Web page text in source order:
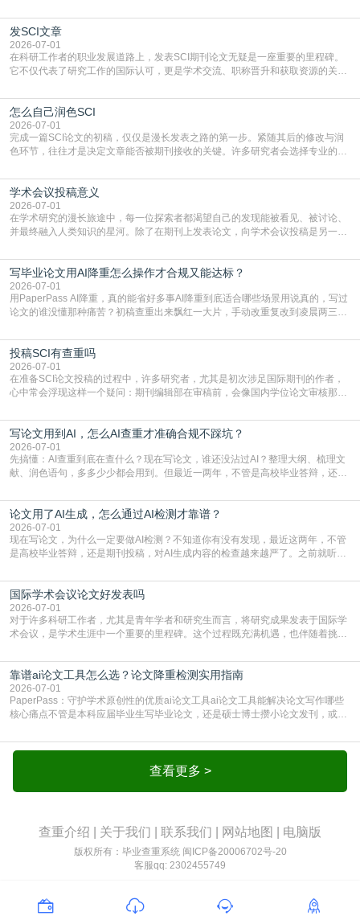
能领到补贴首选‌京东APP‌搜索专属口令(如【家电补贴1637】、【国补立省
4949】等，口令会随活动更新，以页面显示为准)进入补贴专场。淘宝/天猫也可
复制粘贴【8$FKFGgJq
发SCI文章
2026-07-01
在科研工作者的职业发展道路上，发表SCI期刊论文无疑是一座重要的里程碑。
它不仅代表了研究工作的国际认可，更是学术交流、职称晋升和获取资源的关键
战与困惑。从选题立意到投稿回应，每一步都需要精心的策略与扎实的工作。本
篇AEIC学术交流中心小编就为大家介绍“发SCI文章”。一、精准定位是成功的第
一步发表SCI文章，首要解决的问题是“投
怎么自己润色SCI
2026-07-01
完成一篇SCI论文的初稿，仅仅是漫长发表之路的第一步。紧随其后的修改与润
色环节，往往才是决定文章能否被期刊接收的关键。许多研究者会选择专业的语
质量，更能在此过程中深化对学术写作的理解。如何系统、高效地打磨自己的论
文，使其在语言和学术表达上更符合国际期刊的要求，是每位研究者值得投入学
习的技能。本篇AEIC学术交流中心小编就为大家介
学术会议投稿意义
2026-07-01
在学术研究的漫长旅途中，每一位探索者都渴望自己的发现能被看见、被讨论、
并最终融入人类知识的星河。除了在期刊上发表论文，向学术会议投稿是另一个
广阔学术天地的大门，连接着个体研究与社会网络。本篇AEIC学术交流中心小编
就为大家介绍“学术会议投稿意义”。一、加速研究成果的传播与反馈学术会议通
常具有周期短、时效性强的特点。相比期刊漫长的
写毕业论文用AI降重怎么操作才合规又能达标？
2026-07-01
用PaperPass AI降重，真的能省好多事AI降重到底适合哪些场景用说真的，写过
论文的谁没懂那种痛苦？初稿查重出来飘红一大片，手动改重复改到凌晨两三
到秃头。这时候靠谱的AI降重真的就是救命稻草，选对工具，半天就能搞定你两
三天都做不完的事。不是所有人都需要用AI降重，但如果你符合下面这些场景，
真的可以试试：初稿写完重复率远超要
投稿SCI有查重吗
2026-07-01
在准备SCI论文投稿的过程中，许多研究者，尤其是初次涉足国际期刊的作者，
心中常会浮现这样一个疑问：期刊编辑部在审稿前，会像国内学位论文审核那
论文的初审通过率。实际上，SCI期刊对重复内容的审查是严谨投稿流程中不可
或缺的一环。本篇AEIC学术交流中心小编就为大家介绍“投稿SCI有查重吗”。
一、查重是标准流程答案是明确的：绝大多数S
写论文用到AI，怎么AI查重才准确合规不踩坑？
2026-07-01
先搞懂：AI查重到底在查什么？现在写论文，谁还没沾过AI？整理大纲、梳理文
献、润色语句，多多少少都会用到。但最近一两年，不管是高校毕业答辩，还是
须加做AI查重。很多人分不清，AI查重和普通查重到底有啥区别？这里说透：普
通查重查的是你的文字和已公开文献的重复比例，防的是抄袭；AI查重查的是你
的内容里，有多少是AI生成的，防的是过
论文用了AI生成，怎么通过AI检测才靠谱？
2026-07-01
现在写论文，为什么一定要做AI检测？不知道你有没有发现，最近这两年，不管
是高校毕业答辩，还是期刊投稿，对AI生成内容的检查越来越严了。之前就听身
要求修改，还差点被判定学术不规范，真的太冤了。现在国内多数高校和核心期
刊，都已经明确出台了相关规定：如果使用AI生成内容辅助写作，必须明确标
注，未标注的AI生成内容会被认定为不符合学
国际学术会议论文好发表吗
2026-07-01
对于许多科研工作者，尤其是青年学者和研究生而言，将研究成果发表于国际学
术会议，是学术生涯中一个重要的里程碑。这个过程既充满机遇，也伴随着挑
疑问：国际学术会议论文到底好不好发表？其价值和难度究竟如何衡量。本篇
AEIC学术交流中心小编就为大家介绍“国际学术会议论文好发表吗”。一、会议论
文发表的相对优势与期刊论文相比，国际会议论文的发
靠谱ai论文工具怎么选？论文降重检测实用指南
2026-07-01
PaperPass：守护学术原创性的优质ai论文工具ai论文工具能解决论文写作哪些
核心痛点不管是本科应届毕业生写毕业论文，还是硕士博士攒小论文发刊，或是
自己逐句读逐句改，熬好几个大夜不说，还经常改不到点上，交上去才发现重复
率超标，再返工太折腾。现在有了成熟的ai论文工具，这些痛点基本都能高效解
决。靠谱的ai论文工具，不止能帮你梳查看更多 >
查重介绍 关于我们 联系我们 网站地图 电脑版
版权所有：毕业查重系统 闽ICP备20006702号-20
客服qq: 2302455749